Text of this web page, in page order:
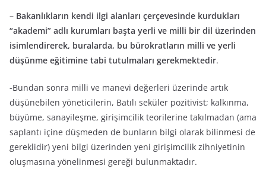
– Bakanlıkların kendi ilgi alanları çerçevesinde kurdukları
“akademi” adlı kurumları başta yerli ve milli bir dil üzerinden
isimlendirerek, buralarda, bu bürokratların milli ve yerli
düşünme eğitimine tabi tutulmaları gerekmektedir.
-Bundan sonra milli ve manevi değerleri üzerinde artık
düşünebilen yöneticilerin, Batılı seküler pozitivist; kalkınma,
büyüme, sanayileşme, girişimcilik teorilerine takılmadan (ama
saplantı içine düşmeden de bunların bilgi olarak bilinmesi de
gereklidir) yeni bilgi üzerinden yeni girişimcilik zihniyetinin
oluşmasına yönelinmesi gereği bulunmaktadır.